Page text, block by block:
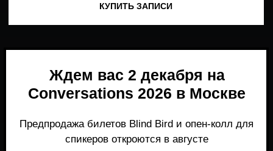
ПОДПИСАТЬСЯ НА НОВОСТИ
Место, где можно получить честный,